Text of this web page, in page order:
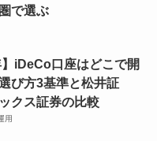
で選ぶ
】iDeCo口座はどこで開
び方3基準と松井証
クス証券の比較
用